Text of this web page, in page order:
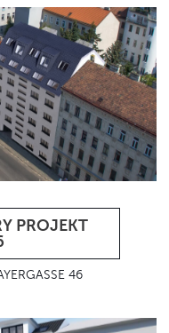
PROJEKT
46